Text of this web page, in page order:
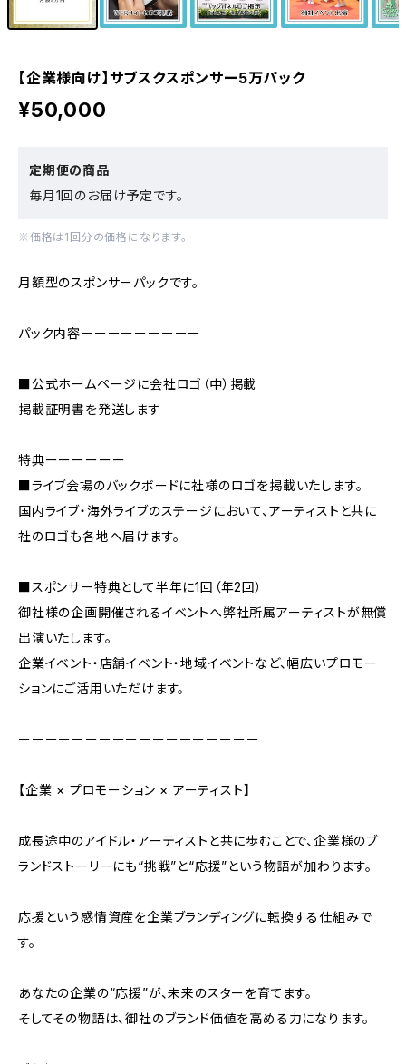
【企業様向け】サブスクスポンサー5万パック
¥50,000
定期便の商品
毎月1回のお届け予定です。
※価格は1回分の価格になります。
月額型のスポンサーパックです。
パック内容ーーーーーーーーー
■公式ホームページに会社ロゴ（中）掲載
掲載証明書を発送します
特典ーーーーーー
■ライブ会場のバックボードに社様のロゴを掲載いたします。
国内ライブ・海外ライブのステージにおいて、アーティストと共に
社のロゴも各地へ届けます。
■スポンサー特典として半年に1回（年2回）
御社様の企画開催されるイベントへ弊社所属アーティストが無償
出演いたします。
企業イベント・店舗イベント・地域イベントなど、幅広いプロモー
ションにご活用いただけます。
ーーーーーーーーーーーーーーーーーー
【企業 × プロモーション × アーティスト】
成長途中のアイドル・アーティストと共に歩むことで、企業様のブ
ランドストーリーにも“挑戦”と“応援”という物語が加わります。
応援という感情資産を企業ブランディングに転換する仕組みで
す。
あなたの企業の“応援”が、未来のスターを育てます。
そしてその物語は、御社のブランド価値を高める力になります。